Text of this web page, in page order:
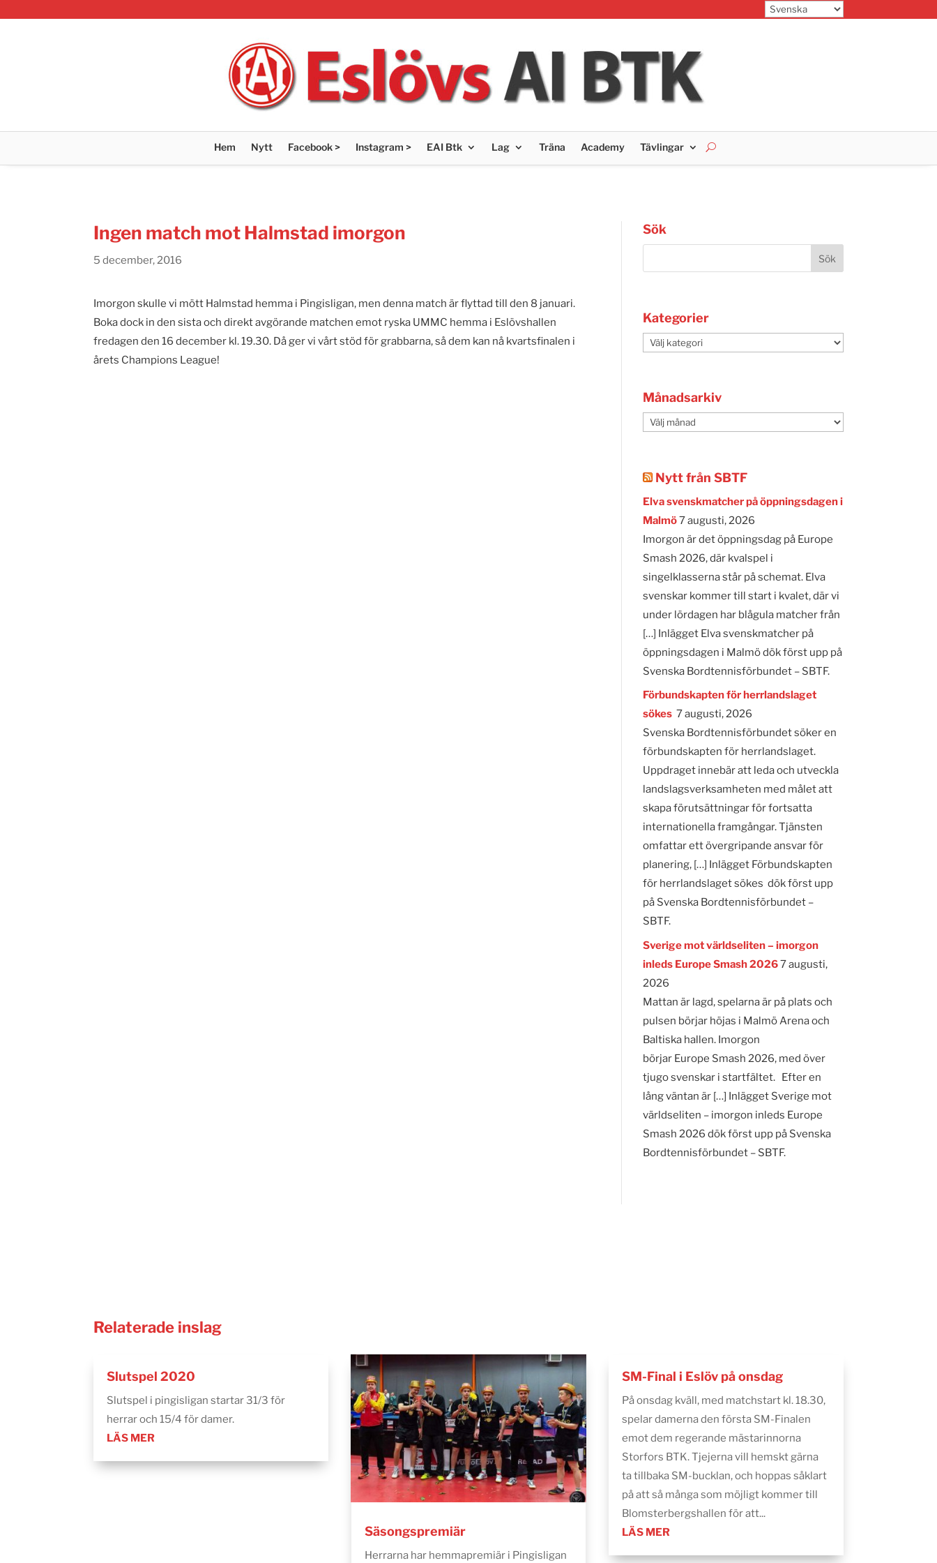
Hem Nytt Facebook > Instagram > EAI Btk Lag Träna Academy Tävlingar
Ingen match mot Halmstad imorgon
5 december, 2016
Imorgon skulle vi mött Halmstad hemma i Pingisligan, men denna match är flyttad till den 8 januari.
Boka dock in den sista och direkt avgörande matchen emot ryska UMMC hemma i Eslövshallen
fredagen den 16 december kl. 19.30. Då ger vi vårt stöd för grabbarna, så dem kan nå kvartsfinalen i
årets Champions League!
Sök
Kategorier
Kategorier
Månadsarkiv
Månadsarkiv
Nytt från SBTF
Elva svenskmatcher på öppningsdagen i
Malmö7 augusti, 2026
Imorgon är det öppningsdag på Europe
Smash 2026, där kvalspel i
singelklasserna står på schemat. Elva
svenskar kommer till start i kvalet, där vi
under lördagen har blågula matcher från
[…] Inlägget Elva svenskmatcher på
öppningsdagen i Malmö dök först upp på
Svenska Bordtennisförbundet – SBTF.
Förbundskapten för herrlandslaget
sökes 7 augusti, 2026
Svenska Bordtennisförbundet söker en
förbundskapten för herrlandslaget.
Uppdraget innebär att leda och utveckla
landslagsverksamheten med målet att
skapa förutsättningar för fortsatta
internationella framgångar. Tjänsten
omfattar ett övergripande ansvar för
planering, […] Inlägget Förbundskapten
för herrlandslaget sökes dök först upp
på Svenska Bordtennisförbundet –
SBTF.
Sverige mot världseliten – imorgon
inleds Europe Smash 20267 augusti,
2026
Mattan är lagd, spelarna är på plats och
pulsen börjar höjas i Malmö Arena och
Baltiska hallen. Imorgon
börjar Europe Smash 2026, med över
tjugo svenskar i startfältet. Efter en
lång väntan är […] Inlägget Sverige mot
världseliten – imorgon inleds Europe
Smash 2026 dök först upp på Svenska
Bordtennisförbundet – SBTF.
Relaterade inslag
Slutspel 2020
Slutspel i pingisligan startar 31/3 för
herrar och 15/4 för damer.
LÄS MER
Säsongspremiär
Herrarna har hemmapremiär i Pingisligan
SM-Final i Eslöv på onsdag
På onsdag kväll, med matchstart kl. 18.30,
spelar damerna den första SM-Finalen
emot dem regerande mästarinnorna
Storfors BTK. Tjejerna vill hemskt gärna
ta tillbaka SM-bucklan, och hoppas såklart
på att så många som möjligt kommer till
Blomsterbergshallen för att...
LÄS MER